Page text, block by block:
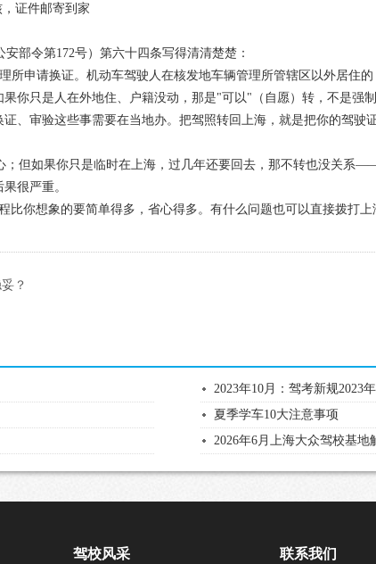
证件邮寄到家
部令第172号）第六十四条写得清清楚楚：
所申请换证。机动车驾驶人在核发地车辆管理所管辖区以外居住
你只是人在外地住、户籍没动，那是"可以"（自愿）转，不是强
审验这些事需要在当地办。把驾照转回上海，就是把你的驾驶
但如果你只是临时在上海，过几年还要回去，那不转也没关系
很严重。
比你想象的要简单得多，省心得多。有什么问题也可以直接拨打
？
2023年10月：驾考新规2023
夏季学车10大注意事项
2026年6月上海大众驾校基
驾校风采 联系我们